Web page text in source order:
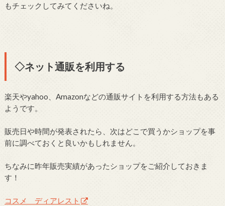
もチェックしてみてくださいね。
◇ネット通販を利用する
楽天やyahoo、Amazonなどの通販サイトを利用する方法もある
ようです。
販売日や時間が発表されたら、次はどこで買うかショップを事
前に調べておくと良いかもしれません。
ちなみに昨年販売実績があったショップをご紹介しておきま
す！
コスメ ディアレスト